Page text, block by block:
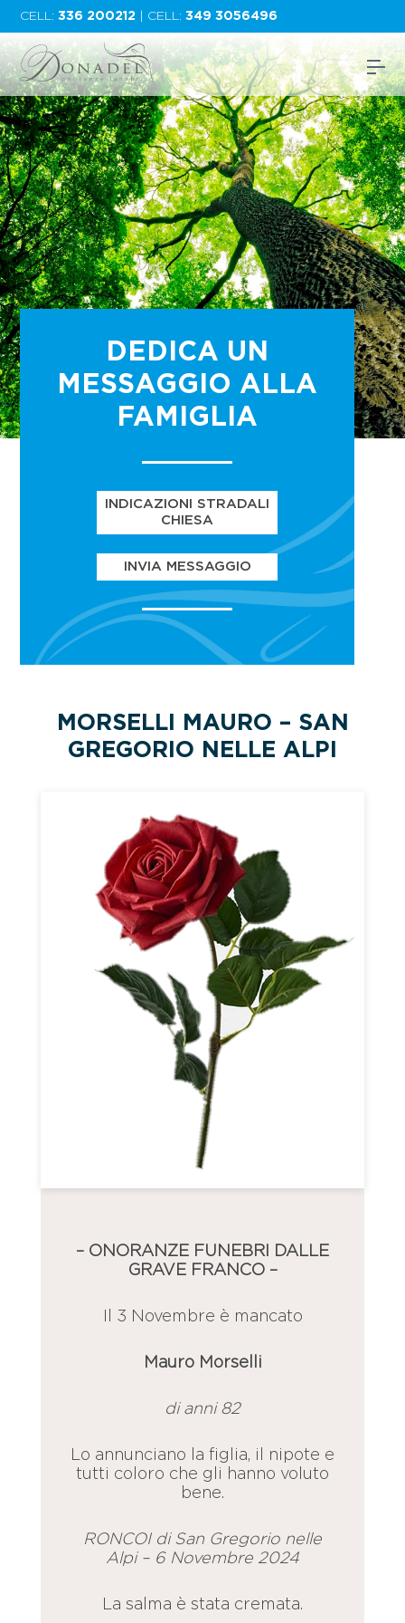
CELL:336 200212 | CELL:349 3056496
DEDICA UN
MESSAGGIO ALLA
FAMIGLIA
INDICAZIONI STRADALI
CHIESA
INVIA MESSAGGIO
MORSELLI MAURO – SAN
GREGORIO NELLE ALPI
– ONORANZE FUNEBRI DALLE
GRAVE FRANCO –
Il 3 Novembre è mancato
Mauro Morselli
di anni 82
Lo annunciano la figlia, il nipote e
tutti coloro che gli hanno voluto
bene.
RONCOI di San Gregorio nelle
Alpi – 6 Novembre 2024
La salma è stata cremata.